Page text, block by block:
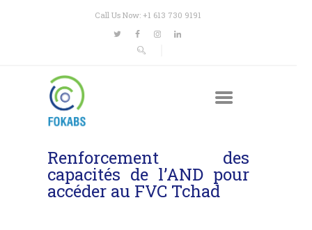
Call Us Now: +1 613 730 9191
Renforcement des
capacités de l’AND pour
accéder au FVC Tchad